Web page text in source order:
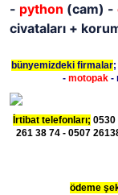
- python (cam) -
civataları +
bünyemizdeki firmalar
- motopak-
İrtibat telefonları; 0530
261 38 74 - 0507
ödeme